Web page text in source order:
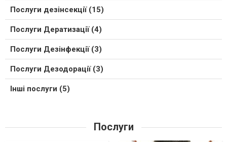
Послуги дезінсекції (15)
Послуги Дератизації (4)
Послуги Дезінфекції (3)
Послуги Дезодорації (3)
Інші послуги (5)
Послуги